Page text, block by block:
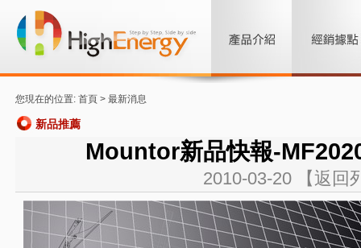
您現在的位置: 首頁 > 最新消息
新品推薦
Mountor新品快報-
2010-03-20 【返回